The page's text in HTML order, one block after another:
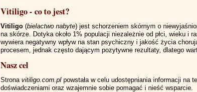
Vitiligo - co to jest?
Vitiligo (bielactwo nabyte) jest schorzeniem skórnym o
na skórze. Dotyka około 1% populacji niezależnie od płci, wieku i
wywiera negatywny wpływ na stan psychiczny i jakość życia
procesem, jednak często dającym pozytywne rezultaty, dlatego
Nasz cel
Stronavitiligo.com.pl powstała w celu udostępniania informacji na
doświadczeniami oraz wzajemnie sobie pomagać i nieść wsparcie.